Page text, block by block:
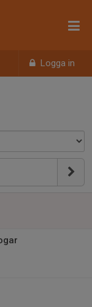
Logga in